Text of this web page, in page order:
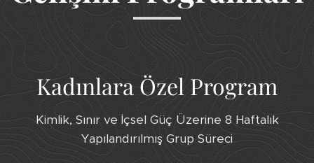
Kadınlara Özel Program
Kimlik, Sınır ve İçsel Güç Üzerine 8 Haftalık
Yapılandırılmış Grup Süreci